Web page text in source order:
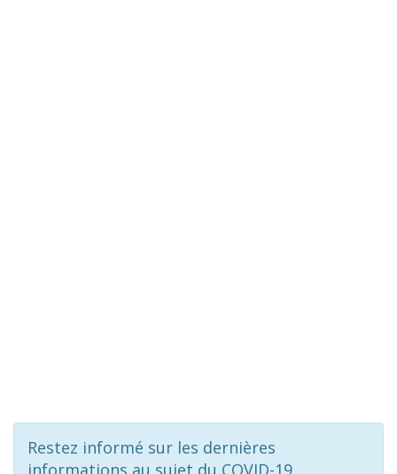
Restez informé sur les dernières
informations au sujet du COVID-19